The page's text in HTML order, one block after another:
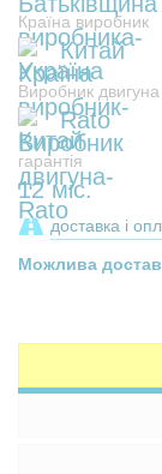
Країна виробник
Китай
Виробник двигуна
Rato
гарантія
12 міс.
доставка і
Можлива